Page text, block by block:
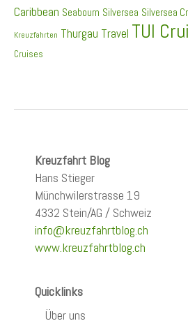
Caribbean Seabourn Silversea Silversea
Kreuzfahrten Thurgau Travel TUI
Cruises
Kreuzfahrt Blog
Hans Stieger
Münchwilerstrasse 19
4332 Stein/AG / Schweiz
info@kreuzfahrtblog.ch
www.kreuzfahrtblog.ch
Quicklinks
Über uns